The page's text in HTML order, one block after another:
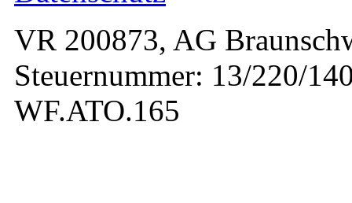
VR 200873, AG
Steuernummer: 13/220/
WF.ATO.165